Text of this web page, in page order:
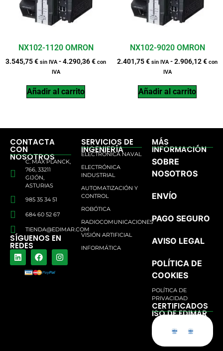
NX102-1120 OMRON
3.545,75€ sin IVA -4.290,36€ con
IVA
Añadir al carrito
NX102-9020 OMRON
2.401,75€ sin IVA -2.906,12€ con
IVA
Añadir al carrito
CONTACTA
CON
NOSOTROS
C. MAX PLANCK,
766, 33211
GIJÓN,
ASTURIAS
985 35 34 51
684 60 52 67
TIENDA@EDIMAR.COM
SÍGUENOS EN
REDES
SERVICIOS DE
INGENIERÍA
ELECTRÓNICA NAVAL
ELECTRÓNICA
INDUSTRIAL
AUTOMATIZACIÓN Y
CONTROL
ROBÓTICA
RADIOCOMUNICACIONES
VISIÓN ARTIFICIAL
INFORMÁTICA
MÁS
INFORMACIÓN
SOBRE
NOSOTROS
ENVÍO
PAGO SEGURO
AVISO LEGAL
POLÍTICA DE
COOKIES
POLÍTICA DE
PRIVACIDAD
CERTIFICADOS
ISO DE EDIMAR